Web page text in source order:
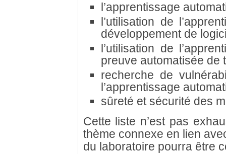
l’apprentissage
l’utilisation de
développement de
l’utilisation de
preuve automatisée de
recherche de
l’apprentissage
sûreté et sécurité des
Cette liste n’est pas
thème connexe en lien
du laboratoire pourra être